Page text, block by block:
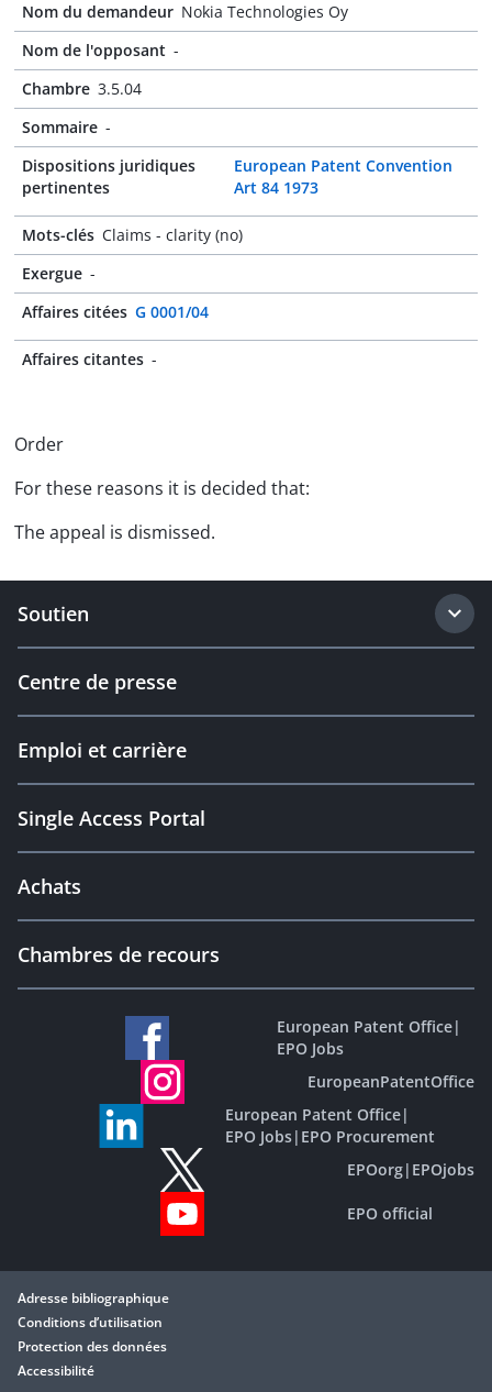
Nom du demandeur Nokia Technologies Oy
Nom de l'opposant -
Chambre 3.5.04
Sommaire -
Dispositions juridiques
pertinentes
European Patent Convention
Art 84 1973
Mots-clés Claims - clarity (no)
Exergue -
Affaires citées G 0001/04
Affaires citantes -
Order
For these reasons it is decided that:
The appeal is dismissed.
Soutien
Centre de presse
Emploi et carrière
Single Access Portal
Achats
Chambres de recours
European Patent Office|
EPO Jobs
EuropeanPatentOffice
European Patent Office|
EPO Jobs| EPO Procurement
EPOorg| EPOjobs
EPO official
Adresse bibliographique
Conditions d’utilisation
Protection des données
Accessibilité